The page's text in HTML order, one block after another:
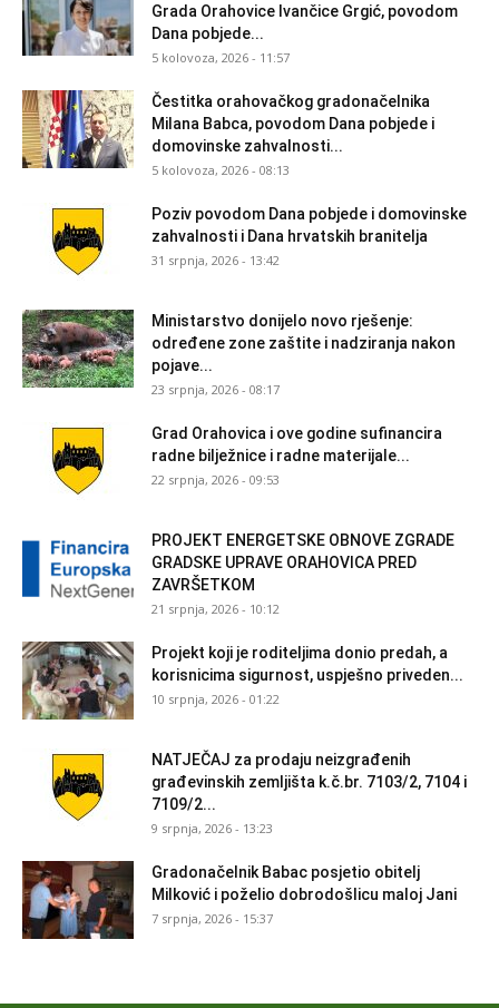
Grada Orahovice Ivančice Grgić, povodom
Dana pobjede...
5 kolovoza, 2026 - 11:57
Čestitka orahovačkog gradonačelnika
Milana Babca, povodom Dana pobjede i
domovinske zahvalnosti...
5 kolovoza, 2026 - 08:13
Poziv povodom Dana pobjede i domovinske
zahvalnosti i Dana hrvatskih branitelja
31 srpnja, 2026 - 13:42
Ministarstvo donijelo novo rješenje:
određene zone zaštite i nadziranja nakon
pojave...
23 srpnja, 2026 - 08:17
Grad Orahovica i ove godine sufinancira
radne bilježnice i radne materijale...
22 srpnja, 2026 - 09:53
PROJEKT ENERGETSKE OBNOVE ZGRADE
GRADSKE UPRAVE ORAHOVICA PRED
ZAVRŠETKOM
21 srpnja, 2026 - 10:12
Projekt koji je roditeljima donio predah, a
korisnicima sigurnost, uspješno priveden...
10 srpnja, 2026 - 01:22
NATJEČAJ za prodaju neizgrađenih
građevinskih zemljišta k.č.br. 7103/2, 7104 i
7109/2...
9 srpnja, 2026 - 13:23
Gradonačelnik Babac posjetio obitelj
Milković i poželio dobrodošlicu maloj Jani
7 srpnja, 2026 - 15:37